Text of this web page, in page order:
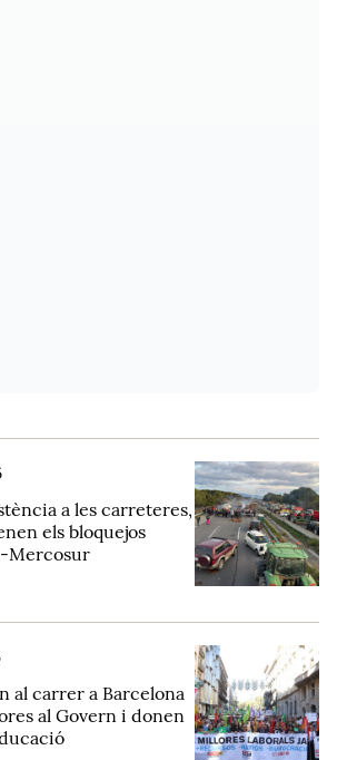
a les carreteres,
els bloquejos
Mercosur
al carrer a Barcelona
al Govern i donen